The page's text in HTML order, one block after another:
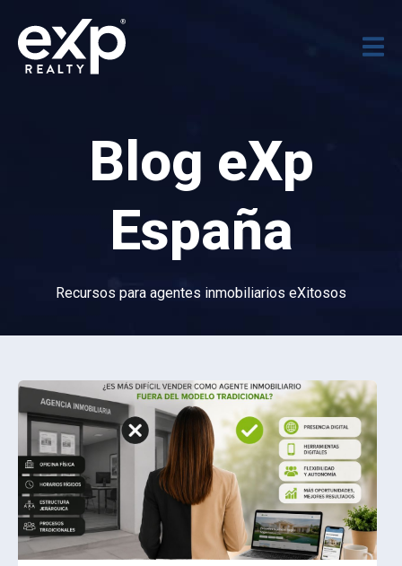
Blog eXp
España
Recursos para agentes inmobiliarios eXitosos